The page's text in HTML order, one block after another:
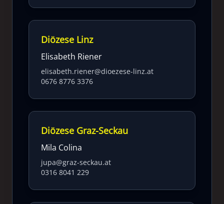
Diözese Linz
Elisabeth Riener
elisabeth.riener@dioezese-linz.at
0676 8776 3376
Diözese Graz-Seckau
Mila Colina
jupa@graz-seckau.at
0316 8041 229